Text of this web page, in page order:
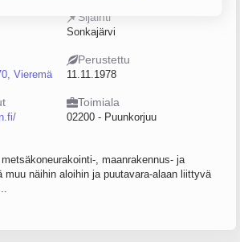
Sijainti
Sonkajärvi
Vieremä
Perustettu
11.11.1978
Toimiala
02200 - Puunkorjuu
, maanrakennus- ja
muu näihin aloihin ja puutavara-alaan liittyvä